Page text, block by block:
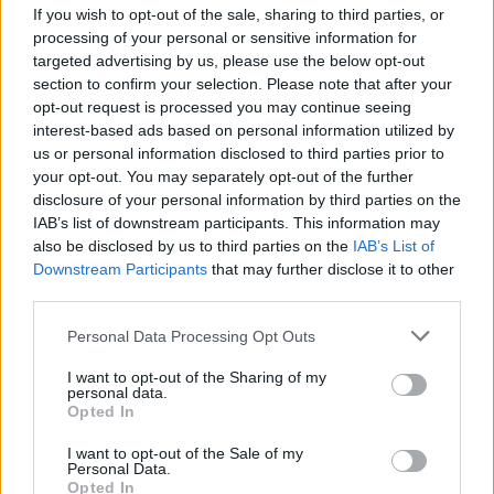
If you wish to opt-out of the sale, sharing to third parties, or
processing of your personal or sensitive information for
targeted advertising by us, please use the below opt-out
section to confirm your selection. Please note that after your
opt-out request is processed you may continue seeing
interest-based ads based on personal information utilized by
us or personal information disclosed to third parties prior to
your opt-out. You may separately opt-out of the further
disclosure of your personal information by third parties on the
IAB’s list of downstream participants. This information may
also be disclosed by us to third parties on the IAB’s List of
Downstream Participants that may further disclose it to other
Personal Data Processing Opt Outs
I want to opt-out of the Sharing of my
personal data.
Opted In
I want to opt-out of the Sale of my
Personal Data.
Opted In